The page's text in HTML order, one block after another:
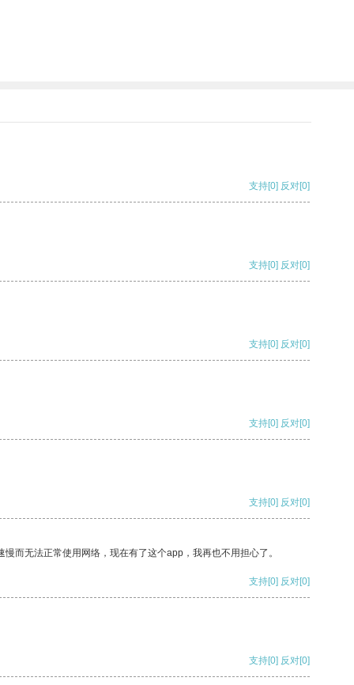
支持[0] 反对[0]
支持[0] 反对[0]
支持[0] 反对[0]
支持[0] 反对[0]
支持[0] 反对[0]
而无法正常使用网络，现在有了这个app，我再也不用担心了。
支持[0] 反对[0]
支持[0] 反对[0]